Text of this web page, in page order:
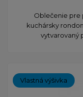
Oblečenie pre
kuchársky
vytvarovaný
Vlastná výšivka